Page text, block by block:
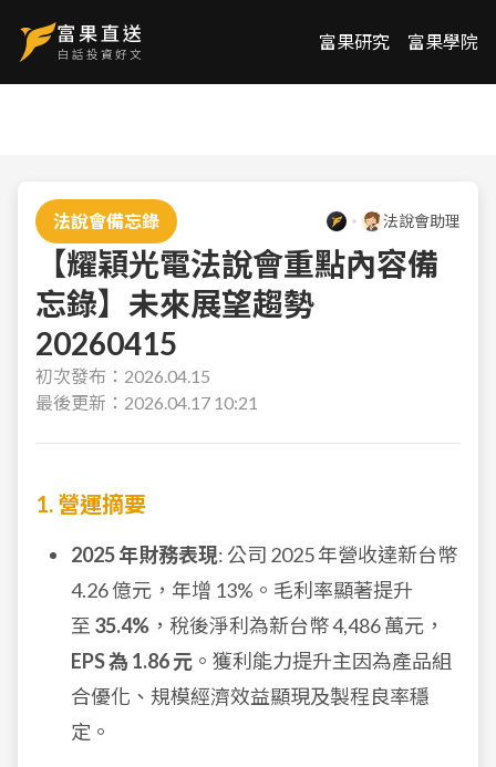
富果研究 富果學院
法說會備忘錄 法說會助理
【耀穎光電法說會重點內容備
忘錄】未來展望趨勢
20260415
初次發布： 2026.04.15
最後更新： 2026.04.17 10:21
1. 營運摘要
2025 年財務表現: 公司 2025 年營收達新台幣
4.26 億元，年增 13%。毛利率顯著提升
至 35.4% ，稅後淨利為新台幣 4,486 萬元，
EPS 為 1.86 元 。獲利能力提升主因為產品組
合優化、規模經濟效益顯現及製程良率穩
定。